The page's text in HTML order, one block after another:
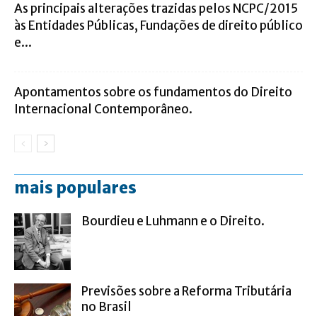
As principais alterações trazidas pelos NCPC/2015
às Entidades Públicas, Fundações de direito público
e...
Apontamentos sobre os fundamentos do Direito
Internacional Contemporâneo.
mais populares
Bourdieu e Luhmann e o Direito.
Previsões sobre a Reforma Tributária
no Brasil